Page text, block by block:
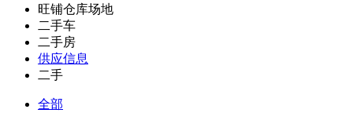
旺铺仓库场地
二手车
二手房
供应信息
二手
全部